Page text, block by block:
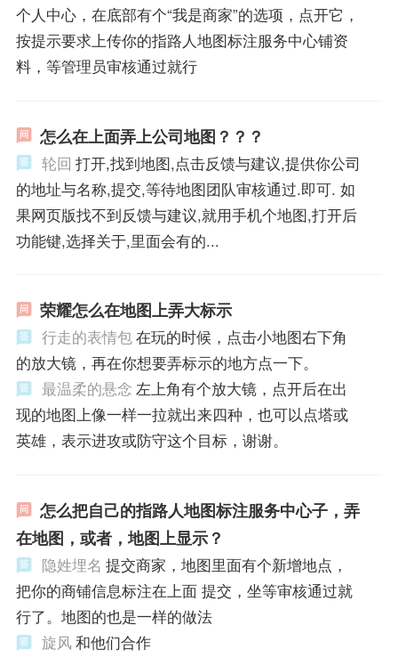
个人中心，在底部有个“我是商家”的选项，点开它，
按提示要求上传你的指路人地图标注服务中心铺资
料，等管理员审核通过就行
怎么在上面弄上公司地图？？？
轮回 打开,找到地图,点击反馈与建议,提供你公司
的地址与名称,提交,等待地图团队审核通过.即可. 如
果网页版找不到反馈与建议,就用手机个地图,打开后
功能键,选择关于,里面会有的...
荣耀怎么在地图上弄大标示
行走的表情包在玩的时候，点击小地图右下角
的放大镜，再在你想要弄标示的地方点一下。
最温柔的悬念 左上角有个放大镜，点开后在出
现的地图上像一样一拉就出来四种，也可以点塔或
英雄，表示进攻或防守这个目标，谢谢。
怎么把自己的指路人地图标注服务中心子，弄
在地图，或者，地图上显示？
隐姓埋名 提交商家，地图里面有个新增地点，
把你的商铺信息标注在上面 提交，坐等审核通过就
行了。地图的也是一样的做法
旋风 和他们合作